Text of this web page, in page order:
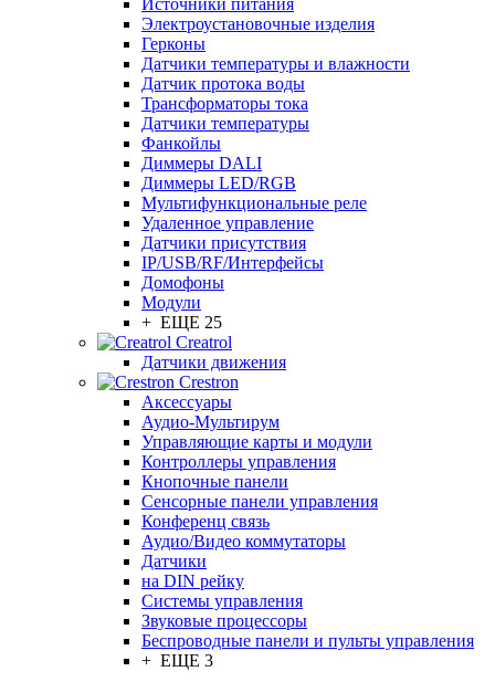
Источники питания
Электроустановочные изделия
Герконы
Датчики температуры и влажности
Датчик протока воды
Трансформаторы тока
Датчики температуры
Фанкойлы
Диммеры DALI
Диммеры LED/RGB
Мультифункциональные реле
Удаленное управление
Датчики присутствия
IP/USB/RF/Интерфейсы
Домофоны
Модули
+ ЕЩЕ 25
Creatrol
Датчики движения
Crestron
Аксессуары
Аудио-Мультирум
Управляющие карты и модули
Контроллеры управления
Кнопочные панели
Сенсорные панели управления
Конференц связь
Аудио/Видео коммутаторы
Датчики
на DIN рейку
Системы управления
Звуковые процессоры
Беспроводные панели и пульты управления
+ ЕЩЕ 3